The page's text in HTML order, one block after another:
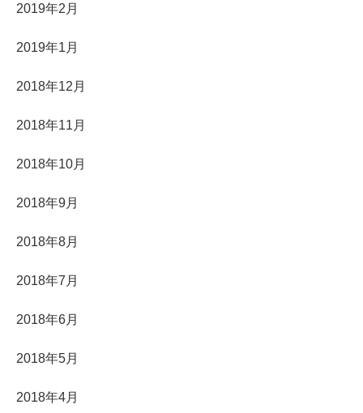
2019年2月
2019年1月
2018年12月
2018年11月
2018年10月
2018年9月
2018年8月
2018年7月
2018年6月
2018年5月
2018年4月